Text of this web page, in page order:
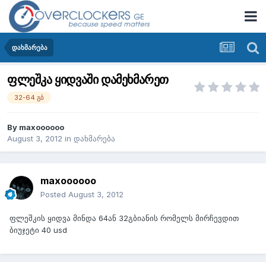
დახმარება
ფლეშკა ყიდვაში დამეხმარეთ
32-64 გბ
By maxoooooo
August 3, 2012 in დახმარება
maxoooooo
Posted August 3, 2012
ფლეშკის ყიდვა მინდა 64ან 32გბიანის რომელს მირჩევდით
ბიუჯეტი 40 usd